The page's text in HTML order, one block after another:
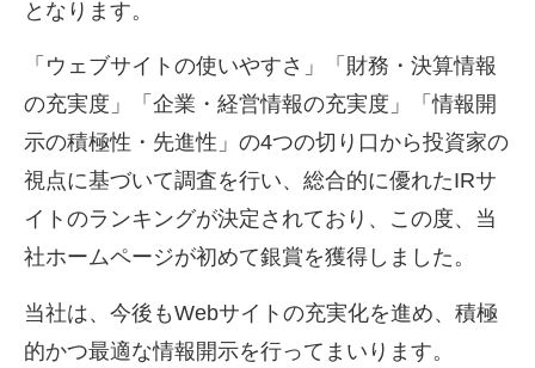
となります。
「ウェブサイトの使いやすさ」「財務・決算情報
の充実度」「企業・経営情報の充実度」「情報開
示の積極性・先進性」の4つの切り口から投資家の
視点に基づいて調査を行い、総合的に優れたIRサ
イトのランキングが決定されており、この度、当
社ホームページが初めて銀賞を獲得しました。
当社は、今後もWebサイトの充実化を進め、積極
的かつ最適な情報開示を行ってまいります。